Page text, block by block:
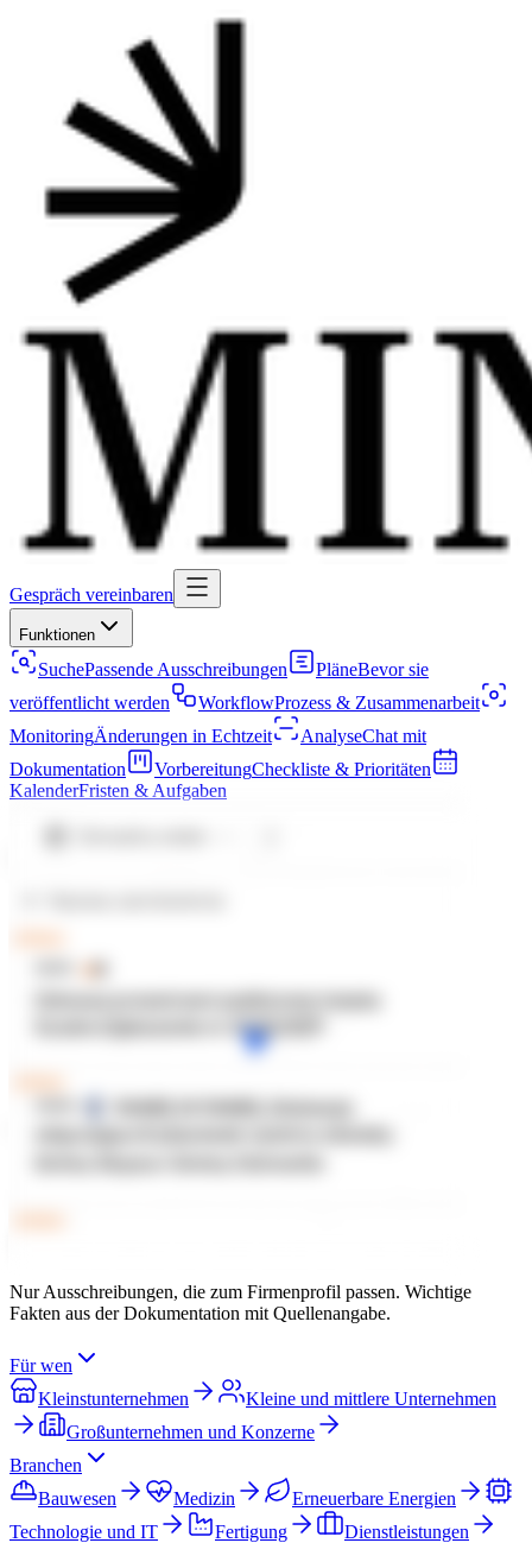
Gespräch vereinbaren
Funktionen
SuchePassende Ausschreibungen PläneBevor sie
veröffentlicht werden
WorkflowProzess & Zusammenarbeit
MonitoringÄnderungen in Echtzeit AnalyseChat mit
Dokumentation
VorbereitungCheckliste & Prioritäten
KalenderFristen & Aufgaben
Nur Ausschreibungen, die zum Firmenprofil passen. Wichtige
Fakten aus der Dokumentation mit Quellenangabe.
Für wen
Kleinstunternehmen
Kleine und mittlere Unternehmen
Großunternehmen und Konzerne
Branchen
Bauwesen
Medizin
Erneuerbare Energien
Technologie und IT
Fertigung
Dienstleistungen